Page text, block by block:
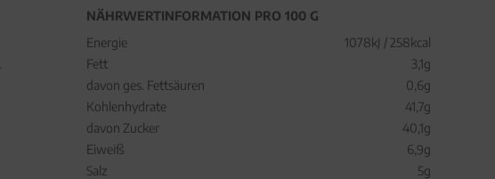
NÄHRWERTINFORMATION PRO 100 G
Energie
1078kJ / 258kcal
Fett
3,1g
davon ges. Fettsäuren
0,6g
Kohlenhydrate
41,7g
davon Zucker
40,1g
Eiweiß
6,9g
Salz
5g